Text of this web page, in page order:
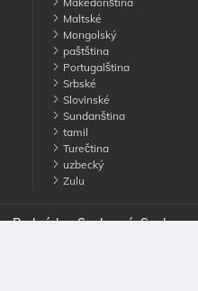
Maltské
Mongolský
paštština
Portugalština
Srbské
Slovinské
Sundanština
tamil
Turečtina
uzbecký
Zulu
Podmínky Soukromí Soubory